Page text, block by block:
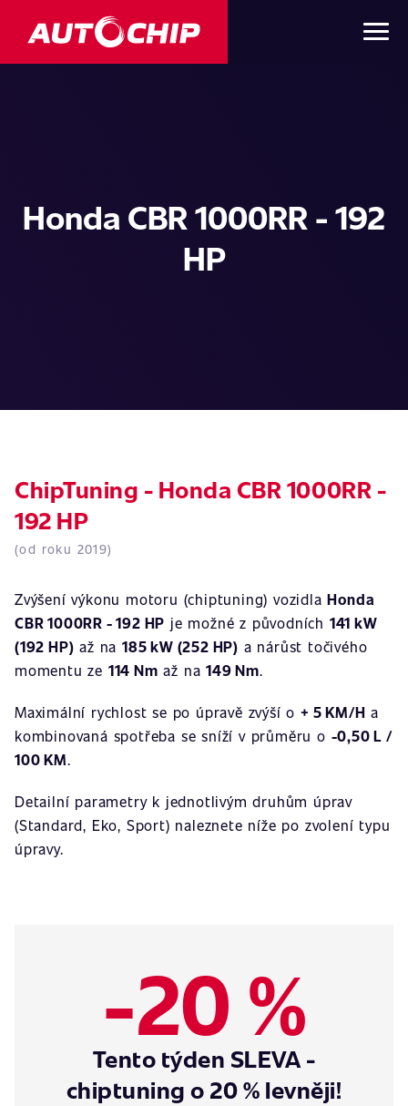
Honda CBR 1000RR - 192
HP
ChipTuning - Honda CBR 1000RR -
192 HP
(od roku 2019)
Zvýšení výkonu motoru (chiptuning) vozidlaHonda
CBR 1000RR - 192 HP je možné z původních 141 kW
(192 HP) až na185 kW (252 HP) a nárůst točivého
momentu ze 114 Nm až na149 Nm.
Maximální rychlost se po úpravě zvýší o + 5 KM/H a
kombinovaná spotřeba se sníží v průměru o -0,50 L /
100 KM.
Detailní parametry k jednotlivým druhům úprav
(Standard, Eko, Sport) naleznete níže po zvolení typu
úpravy.
-20 %
Tento týden SLEVA -
chiptuning o 20 % levněji!